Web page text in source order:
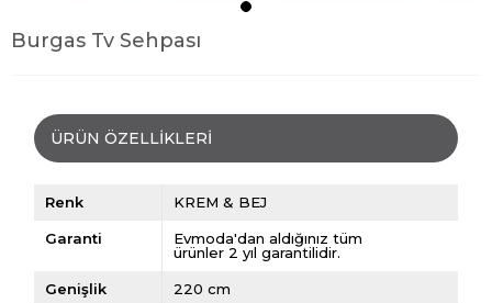
Burgas Tv Sehpası
ÜRÜN ÖZELLIKLERI
Renk KREM & BEJ
Garanti
Evmoda'dan aldığınız tüm
ürünler 2 yıl garantilidir.
Genişlik 220 cm